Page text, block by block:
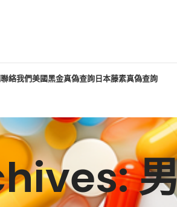
聯絡我們美國黑金真偽查詢日本藤素真偽查詢